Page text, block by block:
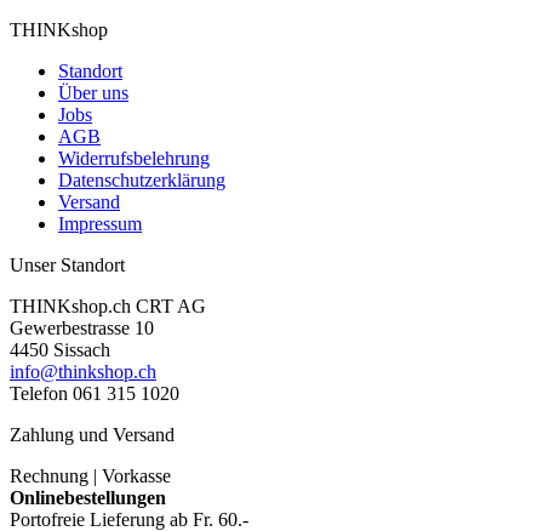
THINKshop
Standort
Über uns
Jobs
AGB
Widerrufsbelehrung
Datenschutzerklärung
Versand
Impressum
Unser Standort
THINKshop.ch CRT AG
Gewerbestrasse 10
4450 Sissach
info@thinkshop.ch
Telefon 061 315 1020
Zahlung und Versand
Rechnung | Vorkasse
Onlinebestellungen
Portofreie Lieferung ab Fr. 60.-